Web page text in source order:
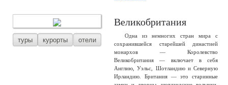
туры курорты отели
Великобритания
Одна из немногих стран мира с
сохранившейся старейшей династией
монархов — Королевство
Великобритания — включает в себя
Англию, Уэльс, Шотландию и Северную
Ирландию. Британия — это старинные